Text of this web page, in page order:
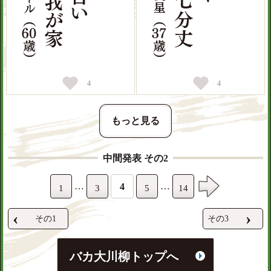
4 4
もっと見る
中間発表 その2
1 … 3 4 5 … 14
‹ その1 その3 ›
バカ大川柳トップへ